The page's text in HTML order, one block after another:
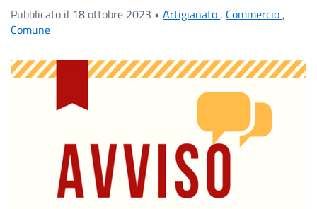
Pubblicato il 18 ottobre 2023 • Artigianato, Commercio,
Comune